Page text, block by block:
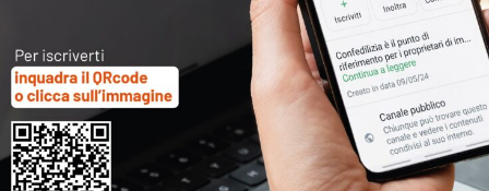
Nell’ambito dell’intervista sulla direttiva “case
green” il Presidente ha tenuto a precisare che
si tratta di un testo migliorato rispetto a quello